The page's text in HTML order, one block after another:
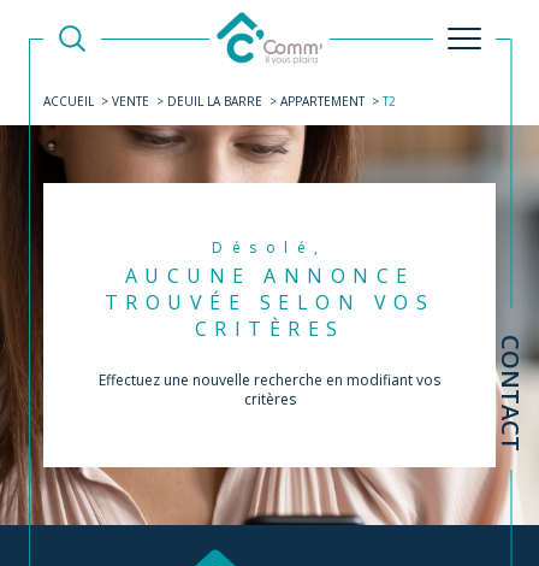
CONTACT
ACCUEIL VENTE DEUIL LA BARRE APPARTEMENT T2
Désolé,
AUCUNE ANNONCE
TROUVÉE SELON VOS
CRITÈRES
Effectuez une nouvelle recherche en modifiant vos
critères